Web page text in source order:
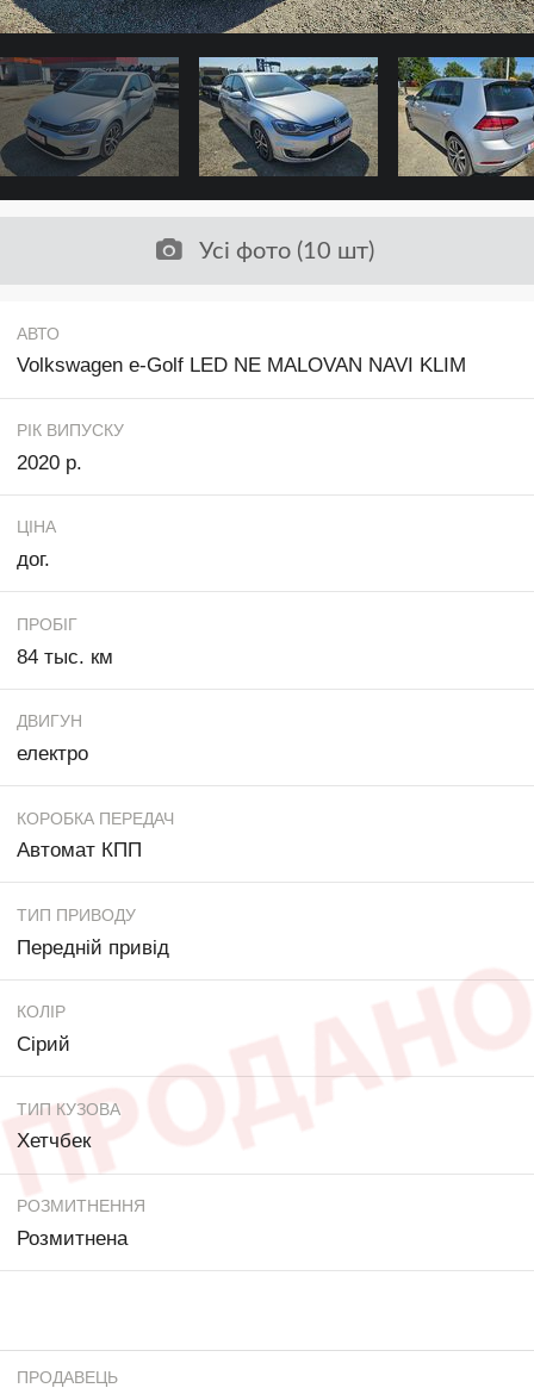
Усі фото (10 шт)
АВТО
Volkswagen e-Golf LED NE MALOVAN NAVI KLIM
РІК ВИПУСКУ
2020 р.
ЦІНА
дог.
ПРОБІГ
84 тыс. км
ДВИГУН
електро
КОРОБКА ПЕРЕДАЧ
Автомат КПП
ТИП ПРИВОДУ
Передній привід
КОЛІР
Сірий
ТИП КУЗОВА
Хетчбек
РОЗМИТНЕННЯ
Розмитнена
ПРОДАВЕЦЬ